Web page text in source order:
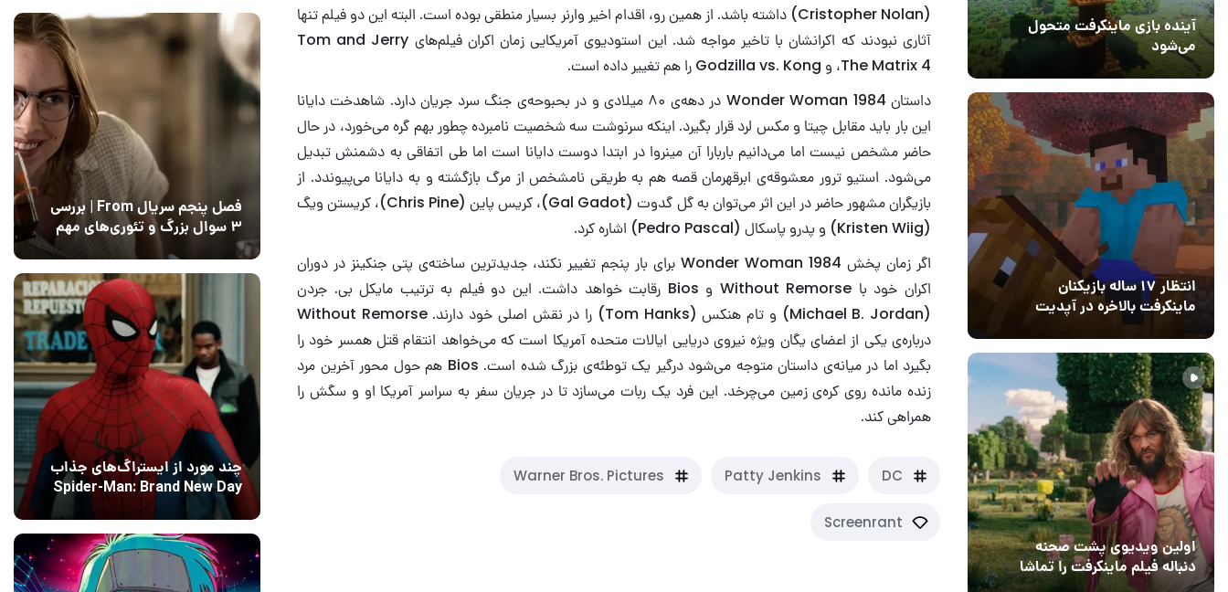
آینده بازی ماینکرفت متحول
می‌شود
انتظار ۱۷ ساله بازیکنان
ماینکرفت بالاخره در آپدیت
جدید بازی به پایان رسید
اولین ویدیوی پشت صحنه
دنباله فیلم ماینکرفت را تماشا
کنید
(Cristopher Nolan) داشته باشد. از همین رو، اقدام اخیر وارنر بسیار منطقی بوده است. البته این دو فیلم تنها
آثاری نبودند که اکرانشان با تاخیر مواجه شد. این استودیوی آمریکایی زمان اکران فیلم‌های Tom and Jerry
،The Matrix 4 و Godzilla vs. Kong را هم تغییر داده است.
داستان Wonder Woman 1984 در دهه‌ی ۸۰ میلادی و در بحبوحه‌ی جنگ سرد جریان دارد. شاهدخت دایانا
این بار باید مقابل چیتا و مکس لرد قرار بگیرد. اینکه سرنوشت سه شخصیت نامبرده چطور بهم گره می‌خورد، در حال
حاضر مشخص نیست اما می‌دانیم باربارا آن مینروا در ابتدا دوست دایانا است اما طی اتفاقی به دشمنش تبدیل
می‌شود. استیو ترور معشوقه‌ی ابرقهرمان قصه هم به طریقی نامشخص از مرگ بازگشته و به دایانا می‌پیوندد. از
بازیگران مشهور حاضر در این اثر می‌توان به گل گدوت (Gal Gadot)، کریس پاین (Chris Pine)، کریستن ویگ
(Kristen Wiig) و پدرو پاسکال (Pedro Pascal) اشاره کرد.
اگر زمان پخش Wonder Woman 1984 برای بار پنجم تغییر نکند، جدیدترین ساخته‌ی پتی جنکینز در دوران
اکران خود با Without Remorse و Bios رقابت خواهد داشت. این دو فیلم به ترتیب مایکل بی. جردن
(Michael B. Jordan) و تام هنکس (Tom Hanks) را در نقش اصلی خود دارند. Without Remorse
درباره‌ی یکی از اعضای یگان ویژه نیروی دریایی ایالات متحده آمریکا است که می‌خواهد انتقام قتل همسر خود را
بگیرد اما در میانه‌ی داستان متوجه می‌شود درگیر یک توطئه‌ی بزرگ شده است. Bios هم حول محور آخرین مرد
زنده مانده روی کره‌ی زمین می‌چرخد. این فرد یک ربات می‌سازد تا در جریان سفر به سراسر آمریکا او و سگش را
همراهی کند.
DC
Patty Jenkins
Warner Bros. Pictures
Screenrant
فصل پنجم سریال From | بررسی
۳ سوال بزرگ و تئوری‌های مهم
12 مرداد 1405
چند مورد از ایستراگ‌های جذاب
Spider-Man: Brand New Day
فاش شدند
۰